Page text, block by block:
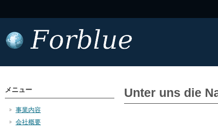
Unter uns die
メニュー
事業内容
会社概要